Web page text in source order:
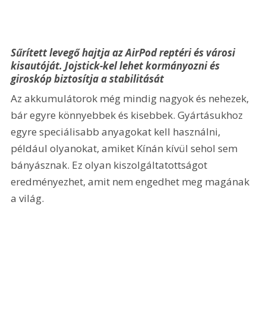
Sűrített levegő hajtja az AirPod reptéri és városi
kisautóját. Jojstick-kel lehet kormányozni és
giroskóp biztosítja a stabilitását
Az akkumulátorok még mindig nagyok és nehezek,
bár egyre könnyebbek és kisebbek. Gyártásukhoz
egyre speciálisabb anyagokat kell használni,
például olyanokat, amiket Kínán kívül sehol sem
bányásznak. Ez olyan kiszolgáltatottságot
eredményezhet, amit nem engedhet meg magának
a világ.